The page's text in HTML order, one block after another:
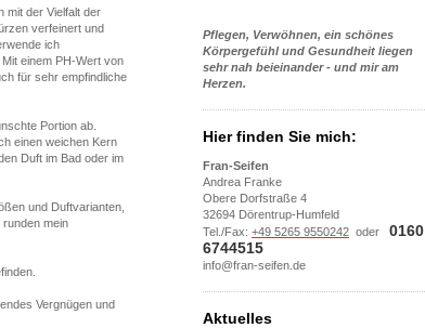
mit der Vielfalt der
verfeinert und
ich
einem PH-Wert von
für sehr empfindliche
Portion ab.
einen weichen Kern
Duft im Bad oder im
und Duftvarianten,
runden mein
Vergnügen und
Pflegen, Verwöhnen, ein schönes
Körpergefühl und Gesundheit liegen
sehr nah beieinander - und mir am
Herzen.
Hier finden Sie mich:
Fran-Seifen
Andrea Franke
Obere Dorfstraße 4
32694 Dörentrup-Humfeld
Tel./Fax: +49 5265 9550242 oder 0160
6744515
info@fran-seifen.de
Aktuelles